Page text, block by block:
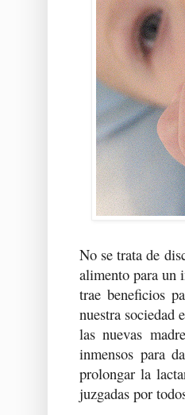
No se trata de
alimento para un
trae beneficios
nuestra sociedad
las nuevas
inmensos para
prolongar la
juzgadas por